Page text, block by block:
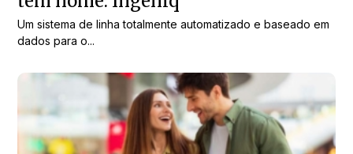
Um sistema de linha totalmente automatizado e baseado em
dados para o...